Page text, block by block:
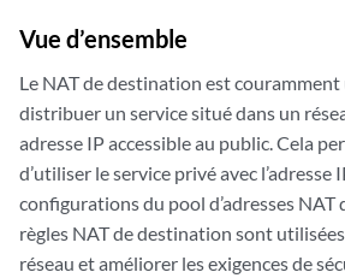
Vue d’ensemble
Le NAT de destination est
distribuer un service situé dans un
adresse IP accessible au public. Cela
d’utiliser le service privé avec l’adresse
configurations du pool d’adresses
règles NAT de destination sont
réseau et améliorer les exigences de